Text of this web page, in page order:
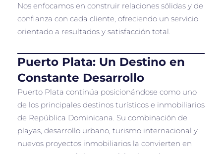
Nos enfocamos en construir relaciones sólidas y de
confianza con cada cliente, ofreciendo un servicio
orientado a resultados y satisfacción total.
Puerto Plata: Un Destino en
Constante Desarrollo
Puerto Plata continúa posicionándose como uno
de los principales destinos turísticos e inmobiliarios
de República Dominicana. Su combinación de
playas, desarrollo urbano, turismo internacional y
nuevos proyectos inmobiliarios la convierten en